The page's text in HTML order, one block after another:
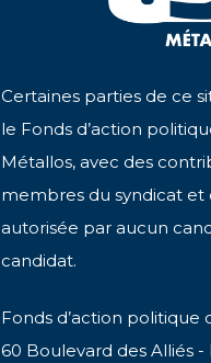
Certaines parties de ce
le Fonds d’action
Métallos, avec des
membres du syndicat et
autorisée par aucun
candidat.
Fonds d’action politique
60 Boulevard des Alliés -